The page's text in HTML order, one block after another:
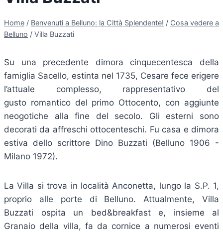
Home / Benvenuti a Belluno: la Città Splendente! / Cosa vedere a
Belluno / Villa Buzzati
Su una precedente dimora cinquecentesca della
famiglia Sacello, estinta nel 1735, Cesare fece erigere
l’attuale complesso, rappresentativo del
gusto romantico del primo Ottocento, con aggiunte
neogotiche alla fine del secolo. Gli esterni sono
decorati da affreschi ottocenteschi. Fu casa e dimora
estiva dello scrittore Dino Buzzati (Belluno 1906 -
Milano 1972).
La Villa si trova in località Anconetta, lungo la S.P. 1,
proprio alle porte di Belluno. Attualmente, Villa
Buzzati ospita un bed&breakfast e, insieme al
Granaio della villa, fa da cornice a numerosi eventi